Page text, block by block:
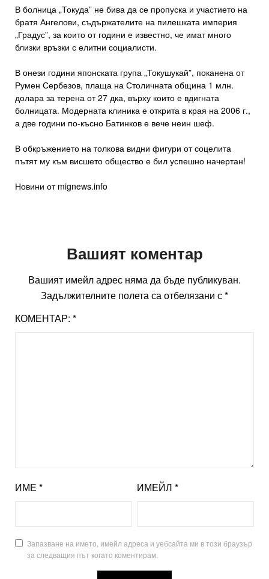
В болница „Токуда” не бива да се пропуска и участието на
братя Ангелови, съдържателите на пилешката империя
„Градус”, за които от години е известно, че имат много
близки връзки с елитни социалисти.
В онези години японската група „Токушукай”, поканена от
Румен Сербезов, плаща на Столичната община 1 млн.
долара за терена от 27 дка, върху които е вдигната
болницата. Модерната клиника е открита в края на 2006 г.,
а две години по-късно Батинков е вече неин шеф.
В обкръжението на толкова видни фигури от соцелита
пътят му към висшето общество е бил успешно начертан!
Новини от mignews.info
Вашият коментар
Вашият имейл адрес няма да бъде публикуван.
Задължителните полета са отбелязани с*
КОМЕНТАР: *
ИМЕ * ИМЕЙЛ *
Запазване на името, имейл адреса и уебсайта ми в този браузър
за следващия път когато коментирам.